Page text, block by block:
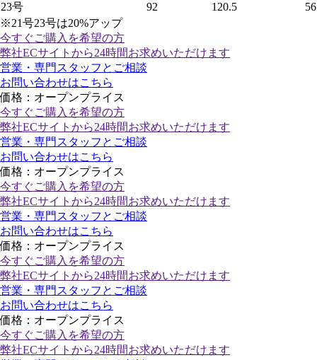
23号
92 120.5
56
※21号23号は20%アップ
今すぐご購入 を希望の方
弊社ECサイトから24時間お求めいただけます
営業・専門スタッフとご相談
お問い合わせはこちら
価格：オープンプライス
今すぐご購入 を希望の方
弊社ECサイトから24時間お求めいただけます
営業・専門スタッフとご相談
お問い合わせはこちら
価格：オープンプライス
今すぐご購入 を希望の方
弊社ECサイトから24時間お求めいただけます
営業・専門スタッフとご相談
お問い合わせはこちら
価格：オープンプライス
今すぐご購入 を希望の方
弊社ECサイトから24時間お求めいただけます
営業・専門スタッフとご相談
お問い合わせはこちら
価格：オープンプライス
今すぐご購入 を希望の方
弊社ECサイトから24時間お求めいただけます